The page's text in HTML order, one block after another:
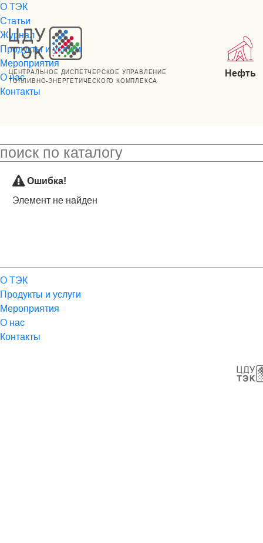
ЦЕНТРАЛЬНОЕ ДИСПЕТЧЕРСКОЕ УПРАВЛЕНИЕ
ТОПЛИВНО-ЭНЕРГЕТИЧЕСКОГО КОМПЛЕКСА
Нефть
О ТЭК
Статьи
Журнал
Продукты и услуги
Мероприятия
О нас
Контакты
Ошибка!
Элемент не найден
О ТЭК
Продукты и услуги
Мероприятия
О нас
Контакты